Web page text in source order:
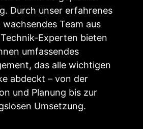
Durch unser erfahrenes
Team aus
Experten bieten
umfassendes
das alle wichtigen
abdeckt – von der
und Planung bis zur
Umsetzung.